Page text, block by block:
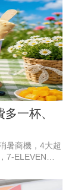
一杯、
暑商機，4大超
7-ELEVEN聯